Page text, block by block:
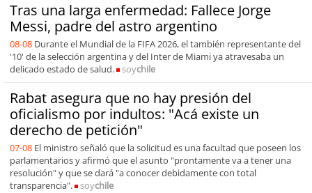
Tras una larga enfermedad: Fallece Jorge
Messi, padre del astro argentino
08-08 Durante el Mundial de la FIFA 2026, el también representante del
'10' de la selección argentina y del Inter de Miami ya atravesaba un
delicado estado de salud.
soychile
Rabat asegura que no hay presión del
oficialismo por indultos: "Acá existe un
derecho de petición"
07-08 El ministro señaló que la solicitud es una facultad que poseen los
parlamentarios y afirmó que el asunto "prontamente va a tener una
resolución" y que se dará "a conocer debidamente con total
transparencia".
soychile